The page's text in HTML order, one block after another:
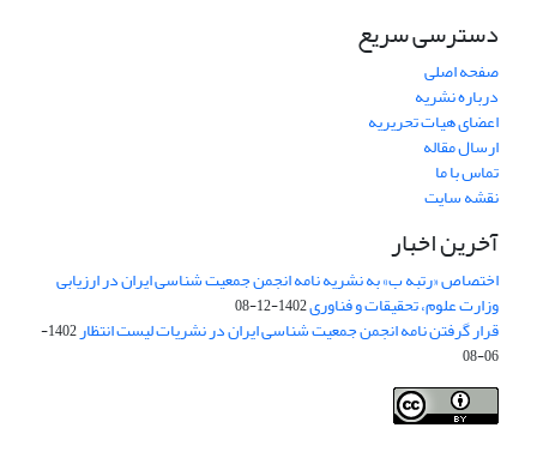
دسترسی سریع
صفحه اصلی
درباره نشریه
اعضای هیات تحریریه
ارسال مقاله
تماس با ما
نقشه سایت
آخرین اخبار
اختصاص «رتبه ب» به نشریه نامه انجمن جمعیت شناسی ایران در ارزیابی
وزارت علوم، تحقیقات و فناوری1402-12-08
قرار گرفتن نامه انجمن جمعیت شناسی ایران در نشریات لیست انتظار
1402-
06-08